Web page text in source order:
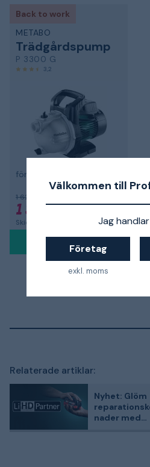
Välkommen till
Jag
Företag
exkl. moms
Back to work
METABO
Trädgårdspump
P 3300 G
3,2
för trädgårdsbevattning
1 625 kr
1 300 kr
Skickas om 7-10 dagar
Relaterade artiklar:
Nyhet: Glöm
nader med